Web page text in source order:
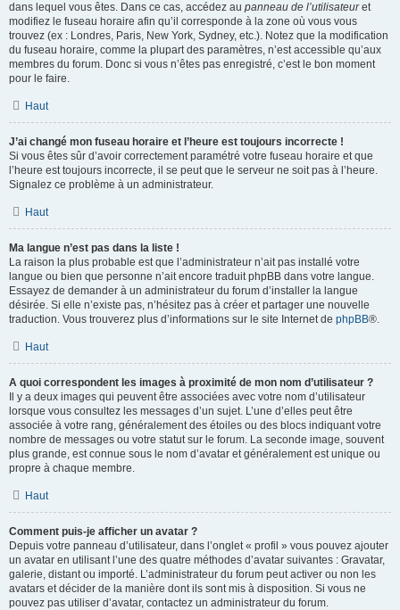
dans lequel vous êtes. Dans ce cas, accédez au panneau de l’utilisateuret
modifiez le fuseau horaire afin qu’il corresponde à la zone où vous vous
trouvez (ex : Londres, Paris, New York, Sydney, etc.). Notez que la modification
du fuseau horaire, comme la plupart des paramètres, n’est accessible qu’aux
membres du forum. Donc si vous n’êtes pas enregistré, c’est le bon moment
pour le faire.
Haut
J’ai changé mon fuseau horaire et l’heure est toujours incorrecte !
Si vous êtes sûr d’avoir correctement paramétré votre fuseau horaire et que
l’heure est toujours incorrecte, il se peut que le serveur ne soit pas à l’heure.
Signalez ce problème à un administrateur.
Haut
Ma langue n’est pas dans la liste !
La raison la plus probable est que l’administrateur n’ait pas installé votre
langue ou bien que personne n’ait encore traduit phpBB dans votre langue.
Essayez de demander à un administrateur du forum d’installer la langue
désirée. Si elle n’existe pas, n’hésitez pas à créer et partager une nouvelle
traduction. Vous trouverez plus d’informations sur le site Internet de phpBB®.
Haut
A quoi correspondent les images à proximité de mon nom d’utilisateur ?
Il y a deux images qui peuvent être associées avec votre nom d’utilisateur
lorsque vous consultez les messages d’un sujet. L’une d’elles peut être
associée à votre rang, généralement des étoiles ou des blocs indiquant votre
nombre de messages ou votre statut sur le forum. La seconde image, souvent
plus grande, est connue sous le nom d’avatar et généralement est unique ou
propre à chaque membre.
Haut
Comment puis-je afficher un avatar ?
Depuis votre panneau d’utilisateur, dans l’onglet « profil » vous pouvez ajouter
un avatar en utilisant l’une des quatre méthodes d’avatar suivantes : Gravatar,
galerie, distant ou importé. L’administrateur du forum peut activer ou non les
avatars et décider de la manière dont ils sont mis à disposition. Si vous ne
pouvez pas utiliser d’avatar, contactez un administrateur du forum.